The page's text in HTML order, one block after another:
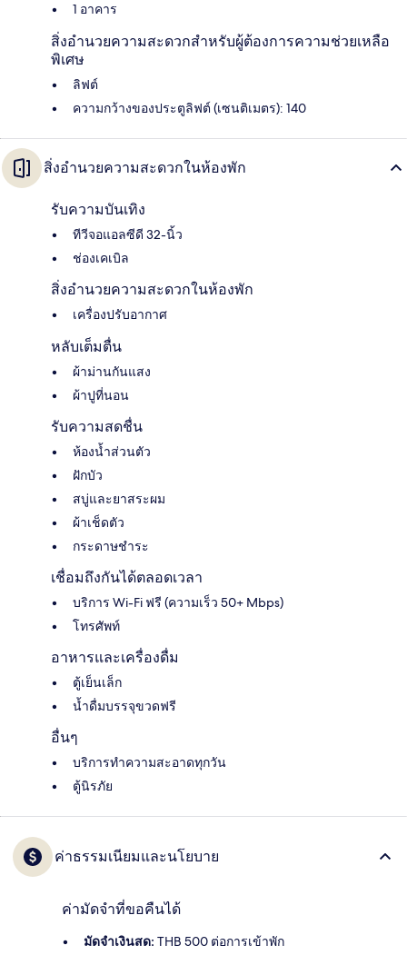
1 อาคาร
สิ่งอำนวยความสะดวกสำหรับผู้ต้องการความช่วยเหลือ
พิเศษ
ลิฟต์
ความกว้างของประตูลิฟต์ (เซนติเมตร): 140
สิ่งอำนวยความสะดวกในห้องพัก
รับความบันเทิง
ทีวีจอแอลซีดี 32-นิ้ว
ช่องเคเบิล
สิ่งอำนวยความสะดวกในห้องพัก
เครื่องปรับอากาศ
หลับเต็มตื่น
ผ้าม่านกันแสง
ผ้าปูที่นอน
รับความสดชื่น
ห้องน้ำส่วนตัว
ฝักบัว
สบู่และยาสระผม
ผ้าเช็ดตัว
กระดาษชำระ
เชื่อมถึงกันได้ตลอดเวลา
บริการ Wi-Fi ฟรี (ความเร็ว 50+ Mbps)
โทรศัพท์
อาหารและเครื่องดื่ม
ตู้เย็นเล็ก
น้ำดื่มบรรจุขวดฟรี
อื่นๆ
บริการทำความสะอาดทุกวัน
ตู้นิรภัย
ค่าธรรมเนียมและนโยบาย
ค่ามัดจำที่ขอคืนได้
มัดจำเงินสด: THB 500 ต่อการเข้าพัก